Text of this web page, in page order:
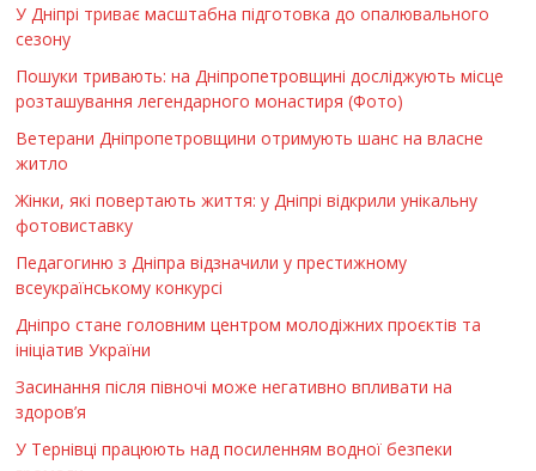
У Дніпрі триває масштабна підготовка до опалювального
сезону
Пошуки тривають: на Дніпропетровщині досліджують місце
розташування легендарного монастиря (Фото)
Ветерани Дніпропетровщини отримують шанс на власне
житло
Жінки, які повертають життя: у Дніпрі відкрили унікальну
фотовиставку
Педагогиню з Дніпра відзначили у престижному
всеукраїнському конкурсі
Дніпро стане головним центром молодіжних проєктів та
ініціатив України
Засинання після півночі може негативно впливати на
здоров’я
У Тернівці працюють над посиленням водної безпеки